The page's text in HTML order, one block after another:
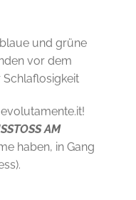
vor dem
AM
haben, in Gang